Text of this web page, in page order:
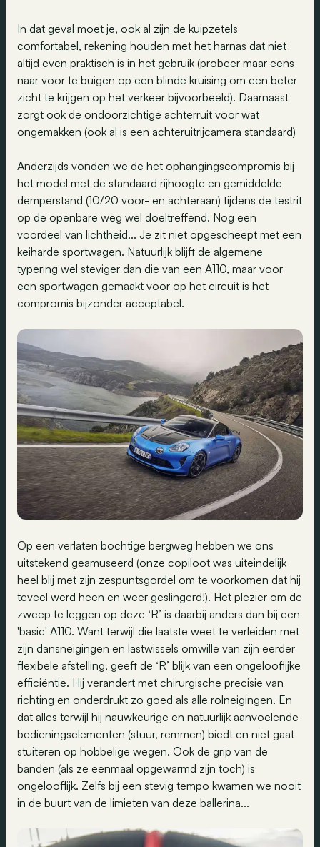
In dat geval moet je, ook al zijn de kuipzetels
comfortabel, rekening houden met het harnas dat niet
altijd even praktisch is in het gebruik (probeer maar eens
naar voor te buigen op een blinde kruising om een beter
zicht te krijgen op het verkeer bijvoorbeeld). Daarnaast
zorgt ook de ondoorzichtige achterruit voor wat
ongemakken (ook al is een achteruitrijcamera standaard)
Anderzijds vonden we de het ophangingscompromis bij
het model met de standaard rijhoogte en gemiddelde
demperstand (10/20 voor- en achteraan) tijdens de testrit
op de openbare weg wel doeltreffend. Nog een
voordeel van lichtheid... Je zit niet opgescheept met een
keiharde sportwagen. Natuurlijk blijft de algemene
typering wel steviger dan die van een A110, maar voor
een sportwagen gemaakt voor op het circuit is het
compromis bijzonder acceptabel.
Op een verlaten bochtige bergweg hebben we ons
uitstekend geamuseerd (onze copiloot was uiteindelijk
heel blij met zijn zespuntsgordel om te voorkomen dat hij
teveel werd heen en weer geslingerd!). Het plezier om de
zweep te leggen op deze ‘R’ is daarbij anders dan bij een
'basic' A110. Want terwijl die laatste weet te verleiden met
zijn dansneigingen en lastwissels omwille van zijn eerder
flexibele afstelling, geeft de ‘R’ blijk van een ongelooflijke
efficiëntie. Hij verandert met chirurgische precisie van
richting en onderdrukt zo goed als alle rolneigingen. En
dat alles terwijl hij nauwkeurige en natuurlijk aanvoelende
bedieningselementen (stuur, remmen) biedt en niet gaat
stuiteren op hobbelige wegen. Ook de grip van de
banden (als ze eenmaal opgewarmd zijn toch) is
ongelooflijk. Zelfs bij een stevig tempo kwamen we nooit
in de buurt van de limieten van deze ballerina...